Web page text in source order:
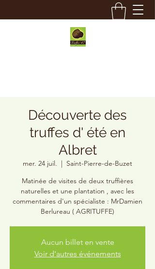
Découverte des
truffes d' été en
Albret
mer. 24 juil.
  |
Saint-Pierre-de-Buzet
Matinée de visites de deux truffières
naturelles et une plantation , avec les
commentaires d'un spécialiste : MrDamien
Berlureau ( AGRITUFFE)
Aucun billet en vente
Voir d'autres événements